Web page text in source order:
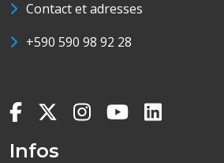
Contact et adresses
+590 590 98 92 28
Infos